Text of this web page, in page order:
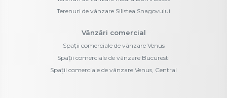
Terenuri de vânzare Silistea Snagovului
Vânzări comercial
Spații comerciale de vânzare Venus
Spații comerciale de vânzare Bucuresti
Spații comerciale de vânzare Venus, Central